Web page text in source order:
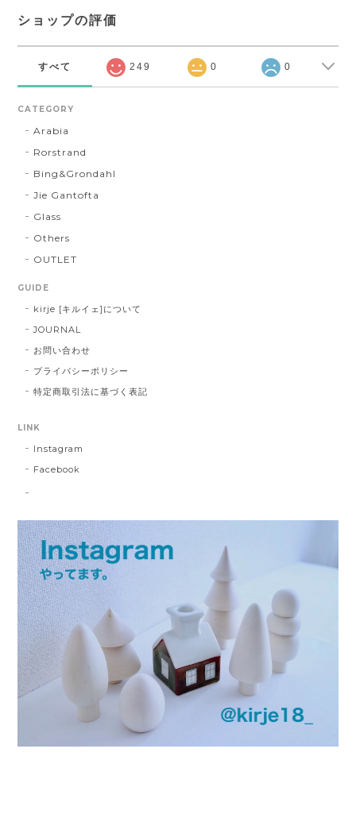
ショップの評価
すべて 249 0 0
CATEGORY
Arabia
Rorstrand
Bing&Grondahl
Jie Gantofta
Glass
Others
OUTLET
GUIDE
kirje [キルイェ]について
JOURNAL
お問い合わせ
プライバシーポリシー
特定商取引法に基づく表記
LINK
Instagram
Facebook